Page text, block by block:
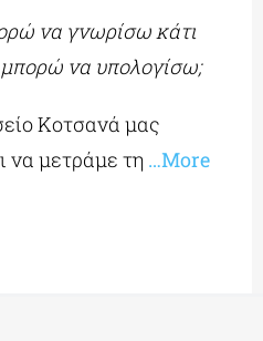
να γνωρίσω κάτι
να υπολογίσω;
Κοτσανά μας
να μετράμε τη…More